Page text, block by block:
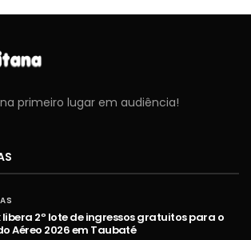
primeiro lugar em audiência!
libera 2º lote de ingressos gratuitos para o
Aéreo 2026 em Taubaté